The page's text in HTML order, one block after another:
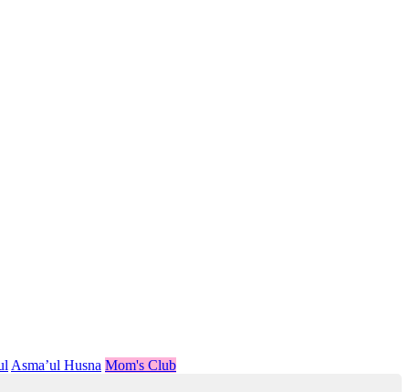
Asma’ul Husna Mom's Club